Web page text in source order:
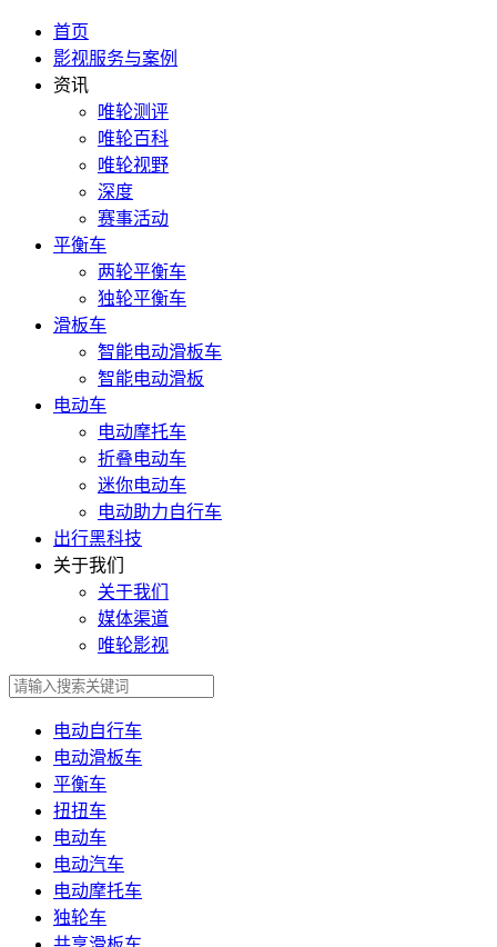
首页
影视服务与案例
资讯
唯轮测评
唯轮百科
唯轮视野
深度
赛事活动
平衡车
两轮平衡车
独轮平衡车
滑板车
智能电动滑板车
智能电动滑板
电动车
电动摩托车
折叠电动车
迷你电动车
电动助力自行车
出行黑科技
关于我们
关于我们
媒体渠道
唯轮影视
电动自行车
电动滑板车
平衡车
扭扭车
电动车
电动汽车
电动摩托车
独轮车